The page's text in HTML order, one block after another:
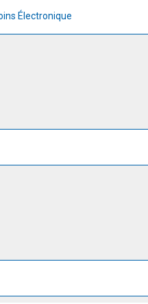
Électronique